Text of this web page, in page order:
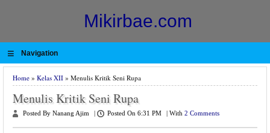
Mikirbae.com
≡ Navigation
Home » Kelas XII » Menulis Kritik Seni Rupa
Menulis Kritik Seni Rupa
Posted By Nanang Ajim Posted On 6:31 PM With 2 Comments